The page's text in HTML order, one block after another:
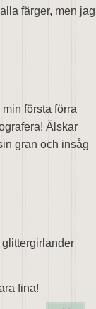
färger, men jag
första förra
Älskar
gran och insåg
fina!